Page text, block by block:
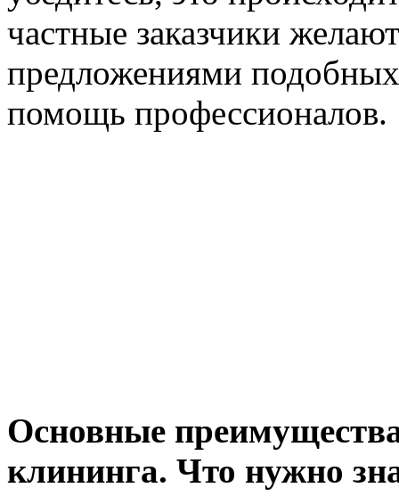
частные заказчики
предложениями
помощь профессионалов.
Основные
клининга. Что нужно